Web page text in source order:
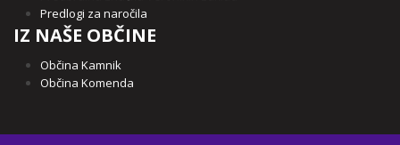
Predlogi za naročila
IZ NAŠE OBČINE
Občina Kamnik
Občina Komenda